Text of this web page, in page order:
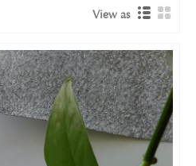
View as